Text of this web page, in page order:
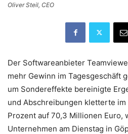
Oliver Steil, CEO
Der Softwareanbieter
mehr Gewinn im Tagesgeschäft
um Sondereffekte bereinigte
und Abschreibungen kletterte
Prozent auf 70,3 Millionen Euro,
Unternehmen am Dienstag in